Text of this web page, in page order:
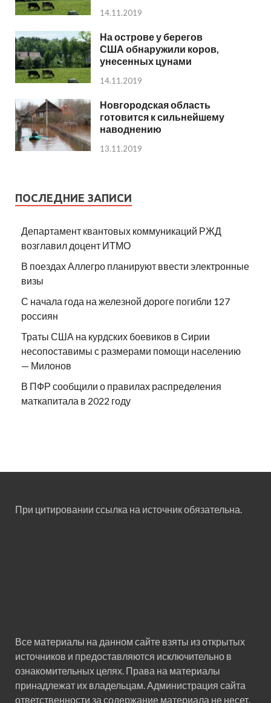
14.11.2019
На острове у берегов
США обнаружили коров,
унесенных цунами
14.11.2019
Новгородская область
готовится к сильнейшему
наводнению
13.11.2019
ПОСЛЕДНИЕ ЗАПИСИ
Департамент квантовых коммуникаций РЖД
возглавил доцент ИТМО
В поездах Аллегро планируют ввести электронные
визы
С начала года на железной дороге погибли 127
россиян
Траты США на курдских боевиков в Сирии
несопоставимы с размерами помощи населению
— Милонов
В ПФР сообщили о правилах распределения
маткапитала в 2022 году
При цитировании ссылка на источник обязательна.
Все материалы на данном сайте взяты из открытых
источников и предоставляются исключительно в
ознакомительных целях. Права на материалы
принадлежат их владельцам. Администрация сайта
ответственности за содержание материала не несет.